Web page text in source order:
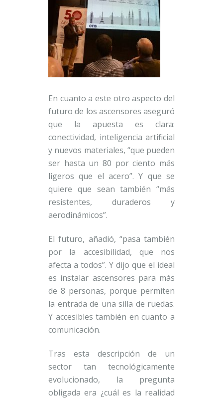
En cuanto a este otro aspecto del
futuro de los ascensores aseguró
que la apuesta es clara:
conectividad, inteligencia artificial
y nuevos materiales, “que pueden
ser hasta un 80 por ciento más
ligeros que el acero”. Y que se
quiere que sean también “más
resistentes, duraderos y
aerodinámicos”.
El futuro, añadió, “pasa también
por la accesibilidad, que nos
afecta a todos”. Y dijo que el ideal
es instalar ascensores para más
de 8 personas, porque permiten
la entrada de una silla de ruedas.
Y accesibles también en cuanto a
comunicación.
Tras esta descripción de un
sector tan tecnológicamente
evolucionado, la pregunta
obligada era ¿cuál es la realidad